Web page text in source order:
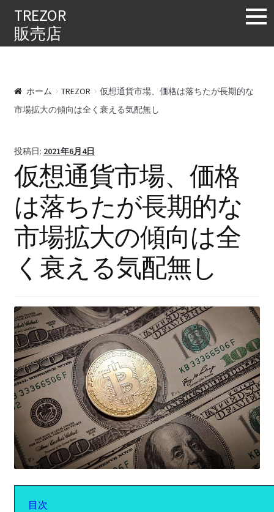
TREZOR
販売店
ホーム TREZOR
仮想通貨市場、価格は落ちたが長期的な
市場拡大の傾向は全く衰える気配無し
投稿日: 2021年6月4日
仮想通貨市場、価格
は落ちたが長期的な
市場拡大の傾向は全
く衰える気配無し
目次